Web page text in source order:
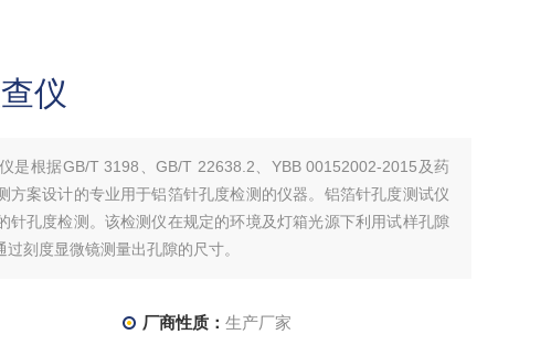
仪
是根据GB/T 3198、GB/T 22638.2、YBB 00152002-2015及药
方案设计的专业用于铝箔针孔度检测的仪器。铝箔针孔度测试仪
针孔度检测。该检测仪在规定的环境及灯箱光源下利用试样孔隙
刻度显微镜测量出孔隙的尺寸。
厂商性质： 生产厂家